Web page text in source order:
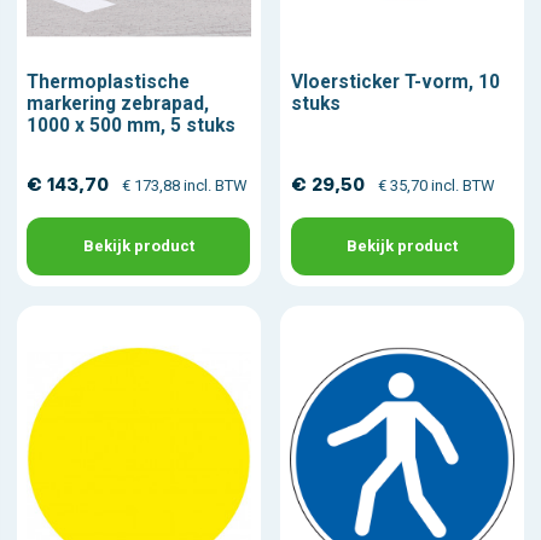
Thermoplastische
markering zebrapad,
1000 x 500 mm, 5 stuks
€ 143,70 € 173,88 incl. BTW
Bekijk product
Vloersticker T-vorm, 10
stuks
€ 29,50 € 35,70 incl. BTW
Bekijk product